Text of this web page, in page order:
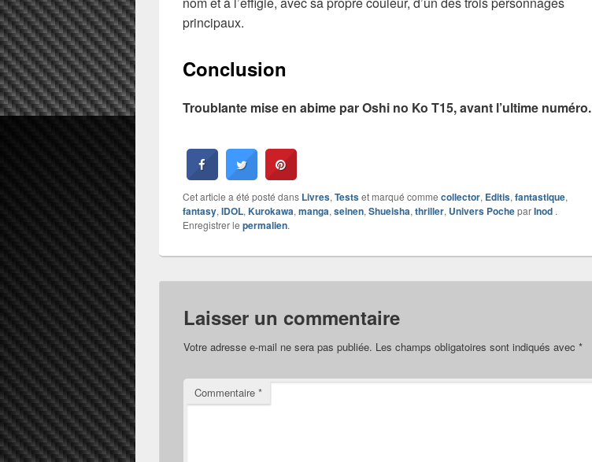
principaux.
Conclusion
Troublante mise en abime par Oshi no Ko T15, avant l’ultime numéro.
Cet article a été posté dans Livres, Testset marqué comme collector, Editis, fantastique,
fantasy, IDOL, Kurokawa, manga, seinen, Shueisha, thriller, Univers PocheparInod .
Enregistrer le permalien.
Laisser un commentaire
Votre adresse e-mail ne sera pas publiée. Les champs obligatoires sont indiqués avec *
Commentaire *